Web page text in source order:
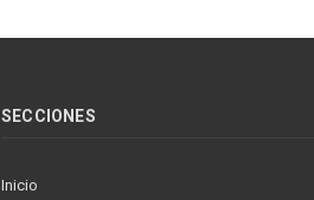
SECCIONES
Inicio